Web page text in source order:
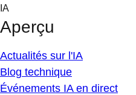
Skip
content
IA
Aperçu
Actualités sur l'IA
Blog technique
Événements IA en direct